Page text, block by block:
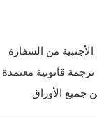
من السفارة
قانونية معتمدة
جميع الأوراق